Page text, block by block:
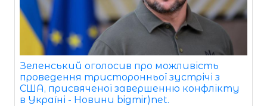
Зеленський оголосив про можливість
проведення тристоронньої зустрічі з
США, присвяченої завершенню конфлікту
в Україні - Новини bigmir)net.